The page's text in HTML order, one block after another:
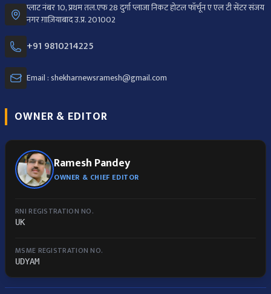
प्लाट नंबर 10, प्रथम तल.एफ 28 दुर्गा प्लाजा निकट होटल फॉर्चून ए एल टी सेंटर संजय
नगर ग़ाज़ियाबाद उ.प्र. 201002
+91 9810214225
Email : shekharnewsramesh@gmail.com
OWNER & EDITOR
Ramesh Pandey
OWNER & CHIEF EDITOR
RNI REGISTRATION NO.
UK
MSME REGISTRATION NO.
UDYAM